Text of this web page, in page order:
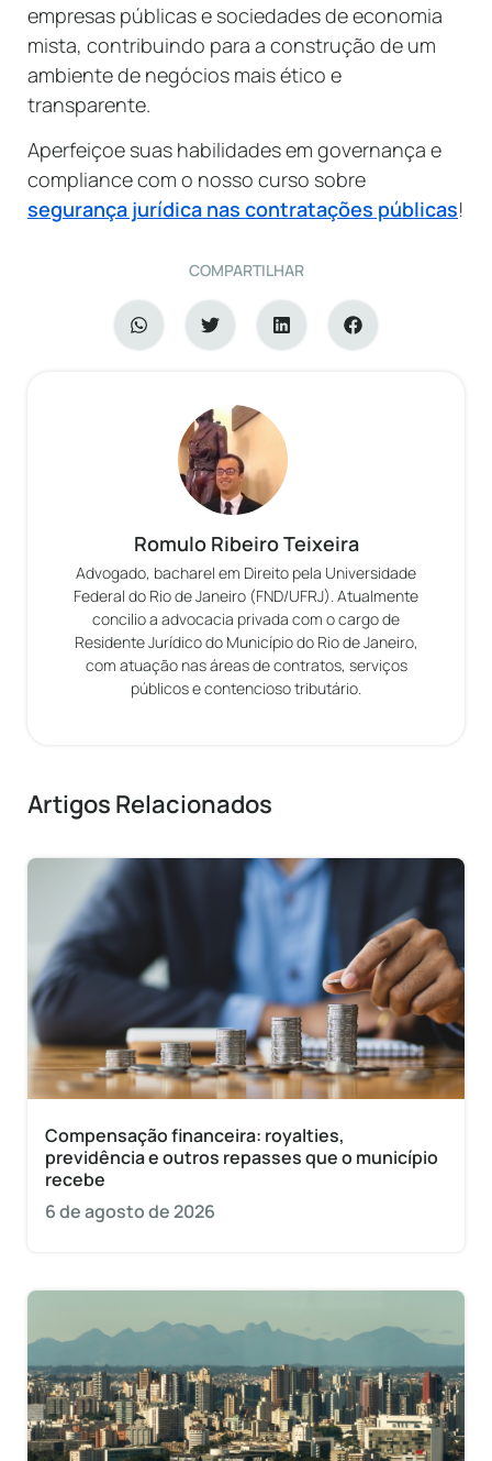
empresas públicas e sociedades de economia
mista, contribuindo para a construção de um
ambiente de negócios mais ético e
transparente.
Aperfeiçoe suas habilidades em governança e
compliance com o nosso curso sobre
segurança jurídica nas contratações públicas!
COMPARTILHAR
Romulo Ribeiro Teixeira
Advogado, bacharel em Direito pela Universidade
Federal do Rio de Janeiro (FND/UFRJ). Atualmente
concilio a advocacia privada com o cargo de
Residente Jurídico do Município do Rio de Janeiro,
com atuação nas áreas de contratos, serviços
públicos e contencioso tributário.
Artigos Relacionados
Compensação financeira: royalties,
previdência e outros repasses que o município
recebe
6 de agosto de 2026